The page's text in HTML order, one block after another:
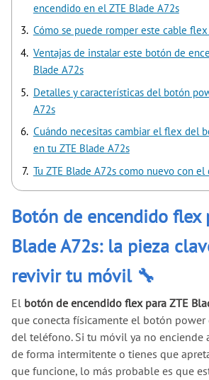
encendido en el ZTE Blade A72s
Cómo se puede romper este cable
Ventajas de instalar este botón de
Blade A72s
Detalles y características del botón
A72s
Cuándo necesitas cambiar el flex del
en tu ZTE Blade A72s
Tu ZTE Blade A72s como nuevo con
Botón de encendido flex
Blade A72s: la pieza
revivir tu móvil 🔧
El botón de encendido flex para ZTE
que conecta físicamente el botón power
del teléfono. Si tu móvil ya no enciende
de forma intermitente o tienes que
que funcione, lo más probable es que